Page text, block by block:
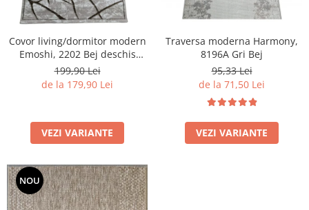
Covor living/dormitor modern
Emoshi, 2202 Bej deschis
Maro
199,90 Lei
de la 179,90 Lei
VEZI VARIANTE
Traversa moderna Harmony,
8196A Gri Bej
95,33 Lei
de la 71,50 Lei
VEZI VARIANTE
NOU